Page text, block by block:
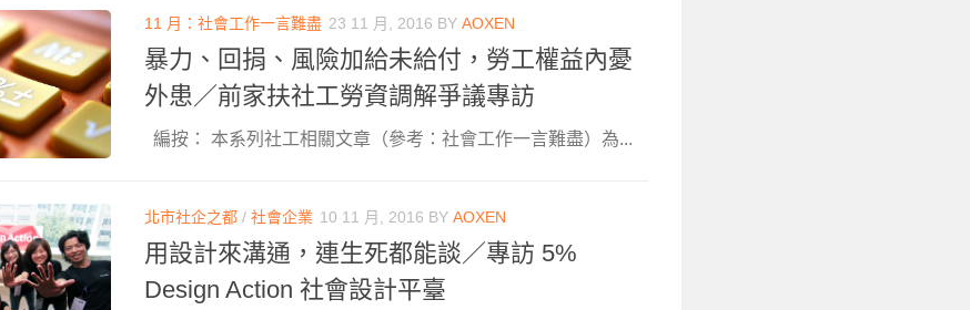
11 月：社會工作一言難盡 23 11 月, 2016 BY AOXEN
暴力、回捐、風險加給未給付，勞工權益內憂
外患／前家扶社工勞資調解爭議專訪
編按： 本系列社工相關文章（參考：社會工作一言難盡）為...
北市社企之都 / 社會企業 10 11 月, 2016 BY AOXEN
用設計來溝通，連生死都能談／專訪 5%
Design Action 社會設計平臺